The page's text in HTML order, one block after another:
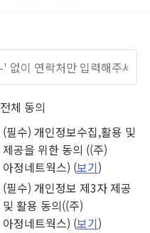
전체 동의
(필수) 개인정보수집,활용 및
제공을 위한 동의 ((주)
아정네트웍스) (보기)
(필수) 개인정보 제3자 제공
및 활용 동의((주)
아정네트웍스) (보기)